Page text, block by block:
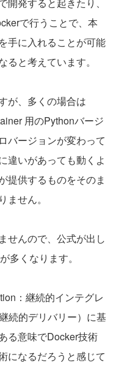
で行うことで、本
手に入れることが可能
と考えています。
が、多くの場合は
用のPythonバージ
バージョンが変わって
違いがあっても動くよ
提供するものをそのま
せん。
せんので、公式が出し
多くなります。
：継続的インテグレ
続的デリバリー）に基
る意味でDocker技術
になるだろうと感じて